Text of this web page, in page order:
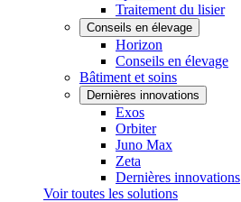
Traitement du lisier
Conseils en élevage
Horizon
Conseils en élevage
Bâtiment et soins
Dernières innovations
Exos
Orbiter
Juno Max
Zeta
Dernières innovations
Voir toutes les solutions